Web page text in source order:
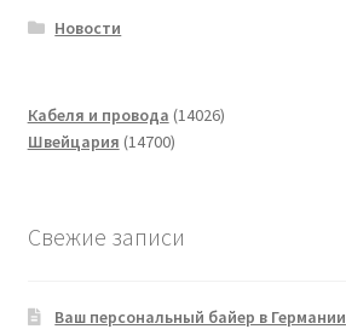
Новости
Кабеля и провода 1402614026
Швейцария 1470014700
Свежие записи
Ваш персональный байер в Германии